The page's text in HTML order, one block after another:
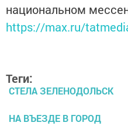
национальном
https://max.ru/
Теги:
СТЕЛА ЗЕЛЕНОДОЛЬСК
НА ВЪЕЗДЕ В ГОРОД